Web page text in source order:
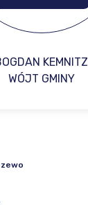
KEMNITZ
WÓJT GMINY